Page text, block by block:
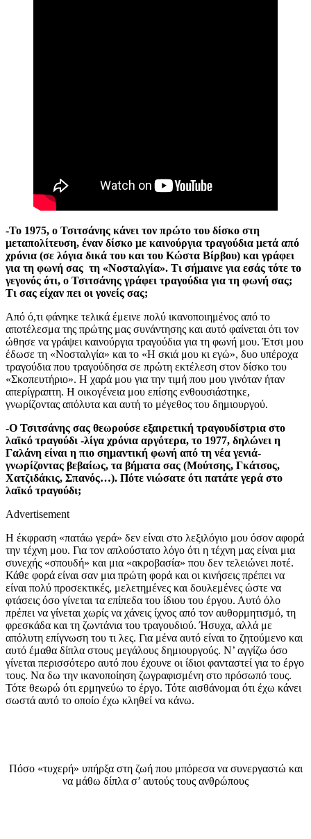
-Το 1975, ο Τσιτσάνης κάνει τον πρώτο του δίσκο στη
μεταπολίτευση, έναν δίσκο με καινούργια τραγούδια μετά από
χρόνια (σε λόγια δικά του και του Κώστα Βίρβου) και γράφει
για τη φωνή σας τη «Νοσταλγία». Τι σήμαινε για εσάς τότε το
γεγονός ότι, ο Τσιτσάνης γράφει τραγούδια για τη φωνή σας;
Τι σας είχαν πει οι γονείς σας;
Από ό,τι φάνηκε τελικά έμεινε πολύ ικανοποιημένος από το
αποτέλεσμα της πρώτης μας συνάντησης και αυτό φαίνεται ότι τον
ώθησε να γράψει καινούργια τραγούδια για τη φωνή μου. Έτσι μου
έδωσε τη «Νοσταλγία» και το «Η σκιά μου κι εγώ», δυο υπέροχα
τραγούδια που τραγούδησα σε πρώτη εκτέλεση στον δίσκο του
«Σκοπευτήριο». Η χαρά μου για την τιμή που μου γινόταν ήταν
απερίγραπτη. Η οικογένεια μου επίσης ενθουσιάστηκε,
γνωρίζοντας απόλυτα και αυτή το μέγεθος του δημιουργού.
-Ο Τσιτσάνης σας θεωρούσε εξαιρετική τραγουδίστρια στο
λαϊκό τραγούδι -λίγα χρόνια αργότερα, το 1977, δηλώνει η
Γαλάνη είναι η πιο σημαντική φωνή από τη νέα γενιά-
γνωρίζοντας βεβαίως, τα βήματα σας (Μούτσης, Γκάτσος,
Χατζιδάκις, Σπανός…). Πότε νιώσατε ότι πατάτε γερά στο
λαϊκό τραγούδι;
Advertisement
Η έκφραση «πατάω γερά» δεν είναι στο λεξιλόγιο μου όσον αφορά
την τέχνη μου. Για τον απλούστατο λόγο ότι η τέχνη μας είναι μια
συνεχής «σπουδή» και μια «ακροβασία» που δεν τελειώνει ποτέ.
Κάθε φορά είναι σαν μια πρώτη φορά και οι κινήσεις πρέπει να
είναι πολύ προσεκτικές, μελετημένες και δουλεμένες ώστε να
φτάσεις όσο γίνεται τα επίπεδα του ίδιου του έργου. Αυτό όλο
πρέπει να γίνεται χωρίς να χάνεις ίχνος από τον αυθορμητισμό, τη
φρεσκάδα και τη ζωντάνια του τραγουδιού. Ήσυχα, αλλά με
απόλυτη επίγνωση του τι λες. Για μένα αυτό είναι το ζητούμενο και
αυτό έμαθα δίπλα στους μεγάλους δημιουργούς. Ν’ αγγίζω όσο
γίνεται περισσότερο αυτό που έχουνε οι ίδιοι φανταστεί για το έργο
τους. Να δω την ικανοποίηση ζωγραφισμένη στο πρόσωπό τους.
Τότε θεωρώ ότι ερμηνεύω το έργο. Τότε αισθάνομαι ότι έχω κάνει
σωστά αυτό το οποίο έχω κληθεί να κάνω.
Πόσο «τυχερή» υπήρξα στη ζωή που μπόρεσα να συνεργαστώ και
να μάθω δίπλα σ’ αυτούς τους ανθρώπους